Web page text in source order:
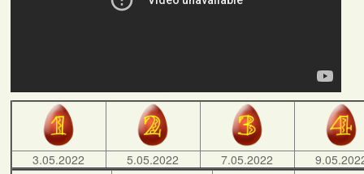
3.05.2022 5.05.2022 7.05.2022